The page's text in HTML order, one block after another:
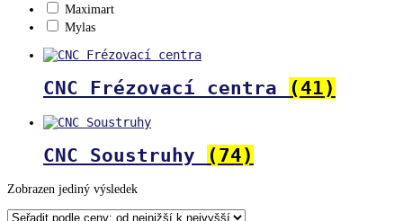
Maximart
Mylas
CNC Frézovací centra (41)
CNC Soustruhy (74)
Zobrazen jediný výsledek